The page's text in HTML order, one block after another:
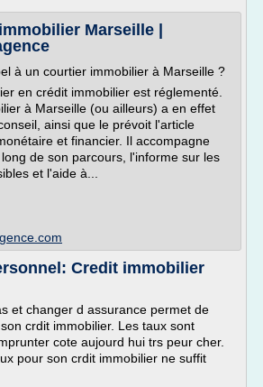
Marseille |
à un courtier immobilier à Marseille ?
en crédit immobilier est réglementé.
à Marseille (ou ailleurs) a en effet
ainsi que le prévoit l'article
et financier. Il accompagne
de son parcours, l'informe sur les
et l'aide à...
Credit immobilier
et changer d assurance permet de
crdit immobilier. Les taux sont
cote aujourd hui trs peur cher.
pour son crdit immobilier ne suffit